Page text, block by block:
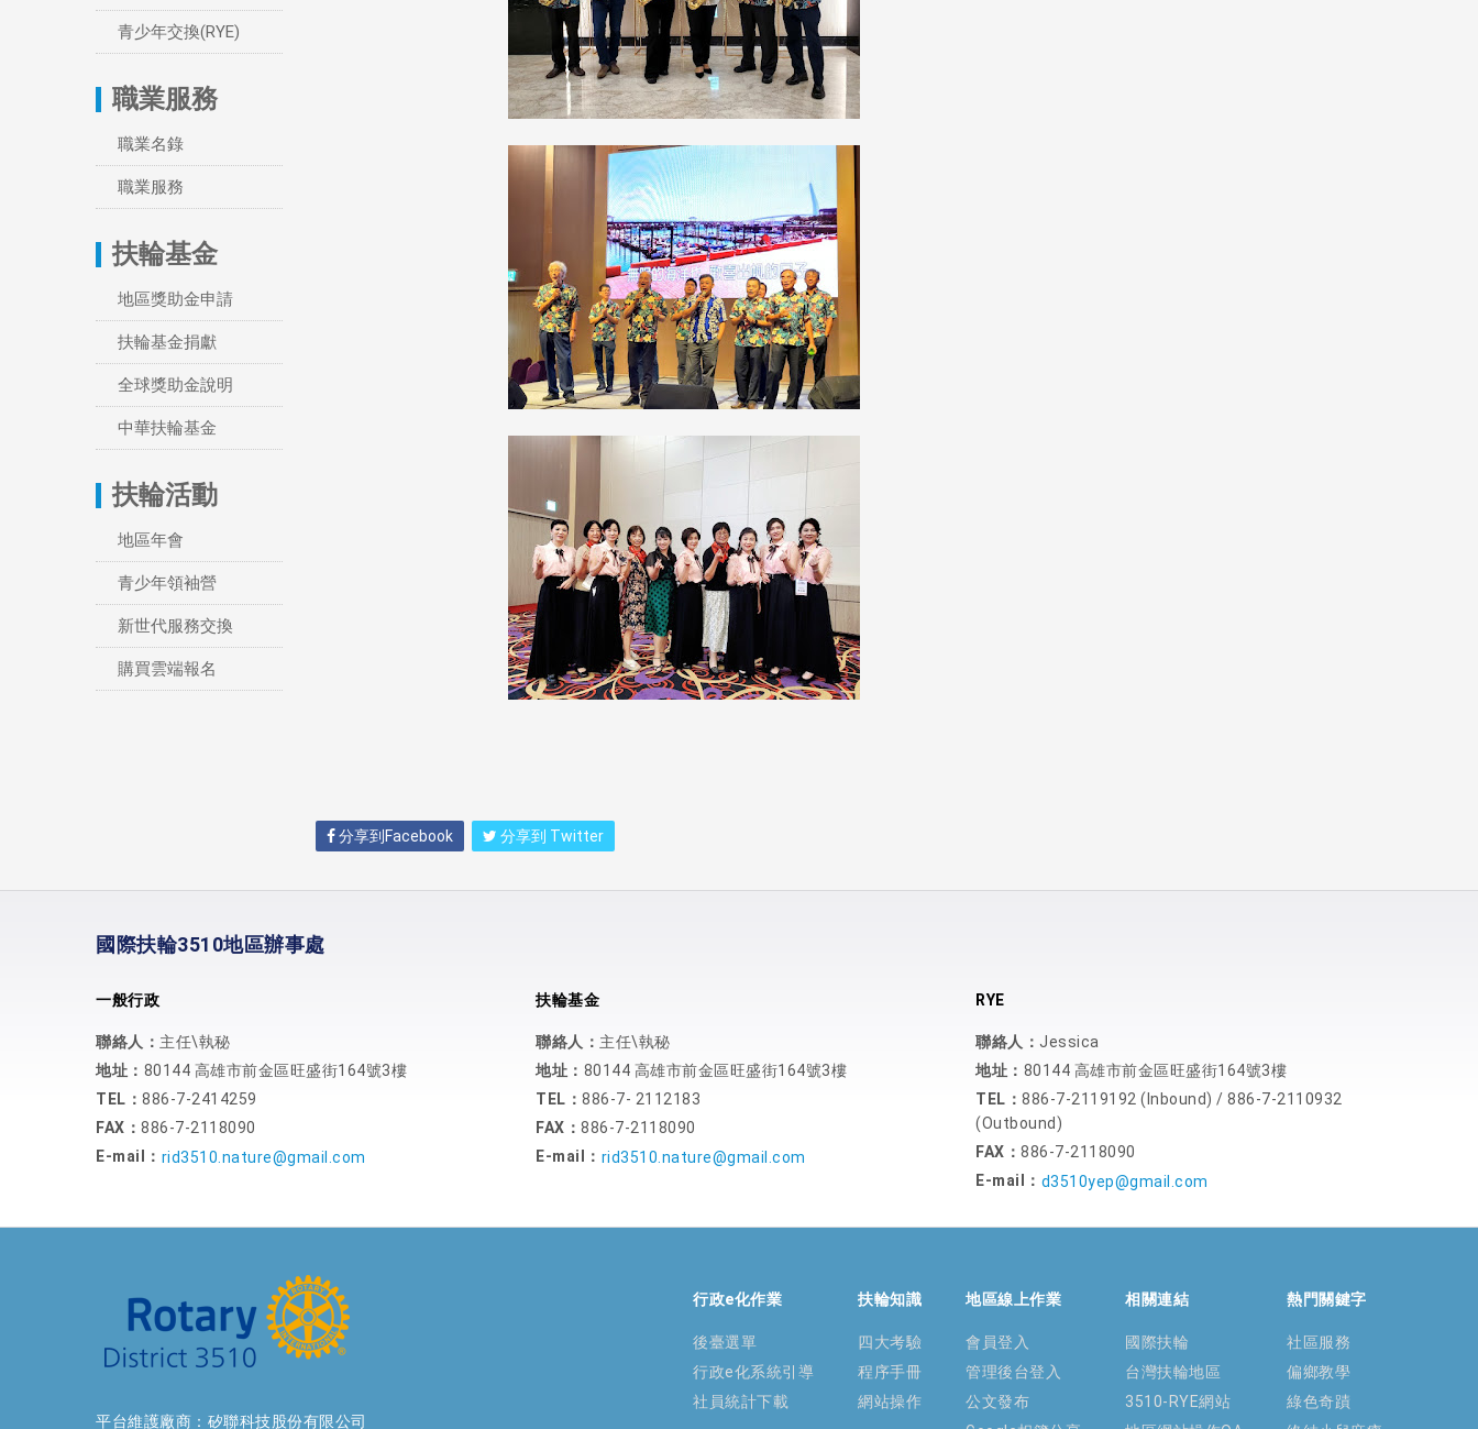
青少年交換(RYE)
職業服務
職業名錄
職業服務
扶輪基金
地區獎助金申請
扶輪基金捐獻
全球獎助金說明
中華扶輪基金
扶輪活動
地區年會
青少年領袖營
新世代服務交換
購買雲端報名
分享到Facebook 分享到 Twitter
國際扶輪3510地區辦事處
一般行政
聯絡人： 主任\執秘
地址： 80144 高雄市前金區旺盛街164號3樓
TEL： 886-7-2414259
FAX： 886-7-2118090
E-mail： rid3510.nature@gmail.com
扶輪基金
聯絡人： 主任\執秘
地址： 80144 高雄市前金區旺盛街164號3樓
TEL： 886-7- 2112183
FAX： 886-7-2118090
E-mail： rid3510.nature@gmail.com
RYE
聯絡人： Jessica
地址： 80144 高雄市前金區旺盛街164號3樓
TEL： 886-7-2119192 (Inbound) / 886-7-2110932
(Outbound)
FAX： 886-7-2118090
E-mail： d3510yep@gmail.com
平台維護廠商：矽聯科技股份有限公司
熱門關鍵字
社區服務
偏鄉教學
綠色奇蹟
相關連結
國際扶輪
台灣扶輪地區
3510-RYE網站
地區線上作業
會員登入
管理後台登入
公文發布
扶輪知識
四大考驗
程序手冊
網站操作
行政e化作業
後臺選單
行政e化系統引導
社員統計下載